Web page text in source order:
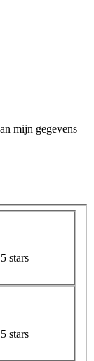
mijn gegevens
5 stars
5 stars